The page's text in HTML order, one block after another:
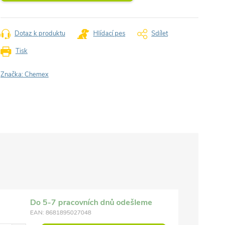
Tisk
Dotaz k produktu Hlídací pes Sdílet
Značka:Chemex
Do 5-7 pracovních dnů odešleme
EAN: 8681895027048